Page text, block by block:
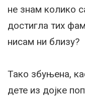
не знам колико
достигла тих
нисам ни близу?
Тако збуњена,
дете из дојке